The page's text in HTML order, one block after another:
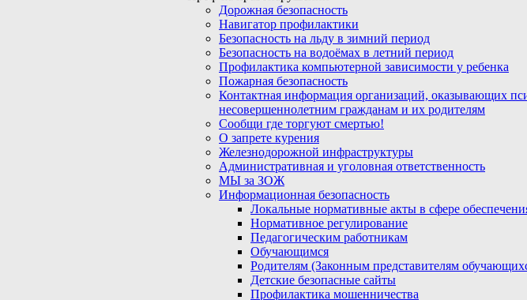
Дорожная безопасность
Навигатор профилактики
Безопасность на льду в зимний период
Безопасность на водоёмах в летний период
Профилактика компьютерной зависимости у ребенка
Пожарная безопасность
Контактная информация организаций, оказывающих
несовершеннолетним гражданам и их родителям
Сообщи где торгуют смертью!
О запрете курения
Железнодорожной инфраструктуры
Административная и уголовная ответственность
МЫ за ЗОЖ
Информационная безопасность
Локальные нормативные акты в сфере
Нормативное регулирование
Педагогическим работникам
Обучающимся
Родителям (Законным представителям
Детские безопасные сайты
Профилактика мошенничества